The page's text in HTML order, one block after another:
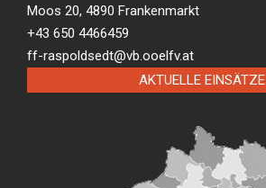
Moos 20, 4890 Frankenmarkt
+43 650 4466459
ff-raspoldsedt@vb.ooelfv.at
AKTUELLE EINSÄTZE